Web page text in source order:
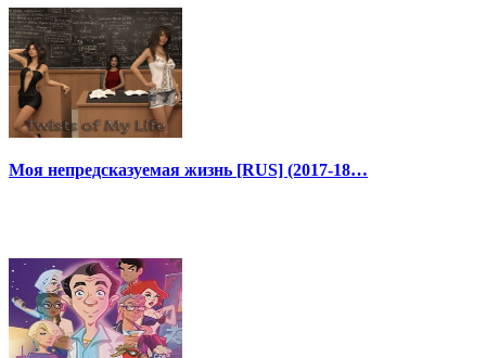
Моя непредсказуемая жизнь [RUS] (2017-18…